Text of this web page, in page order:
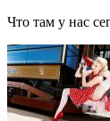
Что там у нас